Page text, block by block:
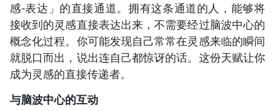
感-表达」的直接通道。拥有这条通道的人，能够将
接收到的灵感直接表达出来，不需要经过脑波中心的
概念化过程。你可能发现自己常常在灵感来临的瞬间
就脱口而出，说出连自己都惊讶的话。这份天赋让你
成为灵感的直接传递者。
与脑波中心的互动